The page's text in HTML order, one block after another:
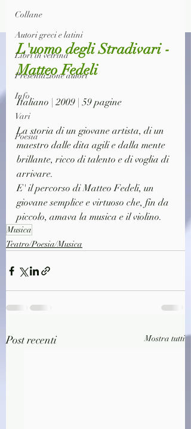
Collane
Autori greci e latini
Libri in vetrina
Presentazione autori
Info
Vari
Poesia
L'uomo degli Stradivari -
Matteo Fedeli
Italiano | 2009 | 59 pagine
La storia di un giovane artista, di un
maestro dalle dita agili e dalla mente
brillante, ricco di talento e di voglia di
arrivare.
E' il percorso di Matteo Fedeli, un
giovane semplice e virtuoso che, fin da
piccolo, amava la musica e il violino.
Musica
Teatro/Poesia/Musica
Post recenti Mostra tutti